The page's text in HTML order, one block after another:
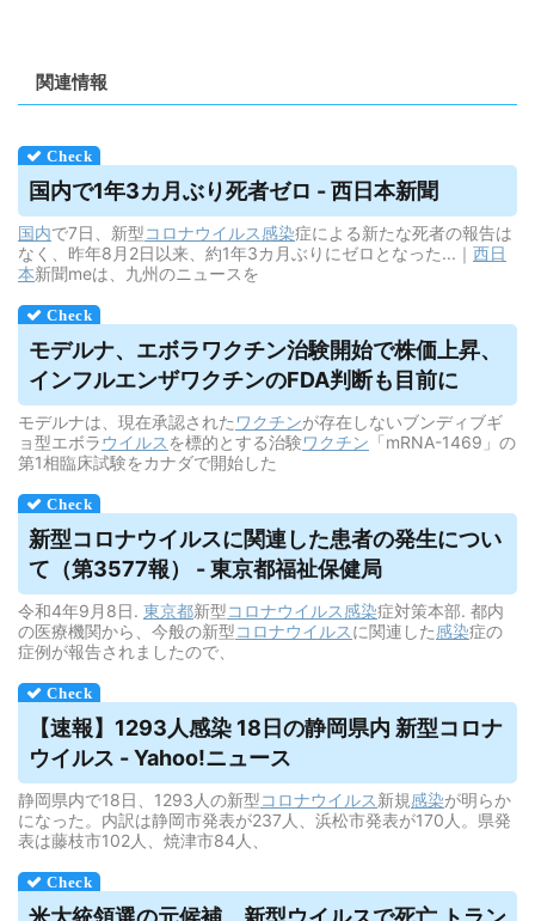
関連情報
国内で1年3カ月ぶり死者ゼロ - 西日本新聞
国内で7日、新型コロナウイルス感染症による新たな死者の報告は
なく、昨年8月2日以来、約1年3カ月ぶりにゼロとなった...｜ 西日
本新聞meは、九州のニュースを
モデルナ、エボラワクチン治験開始で株価上昇、
インフルエンザワクチンのFDA判断も目前に
モデルナは、現在承認された ワクチンが存在しないブンディブギ
ョ型エボラウイルス を標的とする治験ワクチン 「mRNA-1469」の
第1相臨床試験をカナダで開始した
新型コロナウイルスに関連した患者の発生につい
て（第3577報） - 東京都福祉保健局
令和4年9月8日. 東京都新型コロナウイルス感染症対策本部. 都内
の医療機関から、今般の新型コロナウイルスに関連した感染症の
症例が報告されましたので、
【速報】1293人感染 18日の静岡県内 新型コロナ
ウイルス - Yahoo!ニュース
静岡県内で18日、1293人の新型コロナウイルス新規感染が明らか
になった。内訳は静岡市発表が237人、浜松市発表が170人。県発
表は藤枝市102人、焼津市84人、